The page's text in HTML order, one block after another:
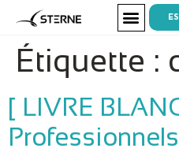
Étiquette :
[ LIVRE